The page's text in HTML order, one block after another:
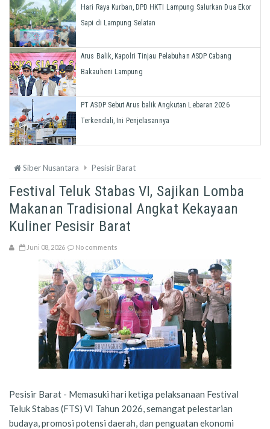
Hari Raya Kurban, DPD HKTI Lampung Salurkan Dua Ekor
Sapi di Lampung Selatan
Arus Balik, Kapolri Tinjau Pelabuhan ASDP Cabang
Bakauheni Lampung
PT ASDP Sebut Arus balik Angkutan Lebaran 2026
Terkendali, Ini Penjelasannya
Siber Nusantara Pesisir Barat
Festival Teluk Stabas VI, Sajikan Lomba
Makanan Tradisional Angkat Kekayaan
Kuliner Pesisir Barat
Juni 08, 2026 No comments
Pesisir Barat - Memasuki hari ketiga pelaksanaan Festival
Teluk Stabas (FTS) VI Tahun 2026, semangat pelestarian
budaya, promosi potensi daerah, dan penguatan ekonomi